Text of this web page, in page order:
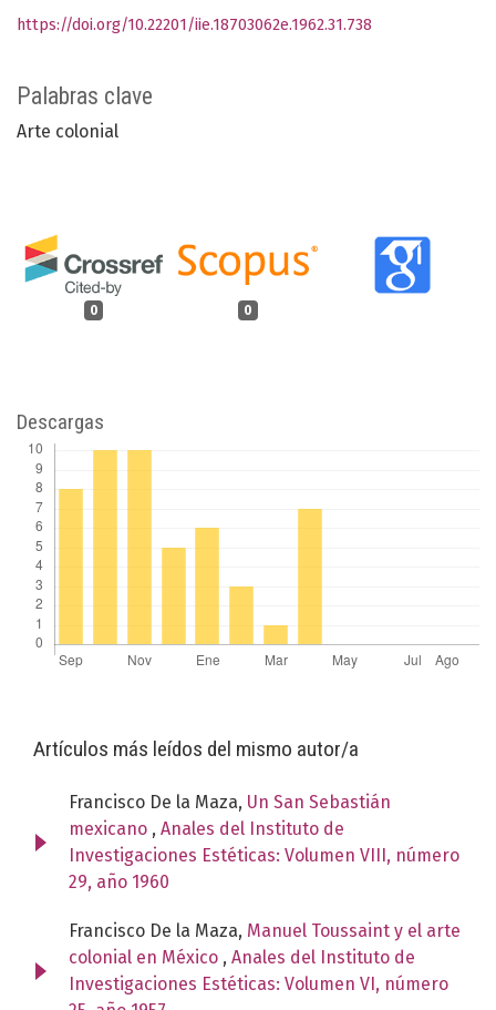
Palabras clave
Arte colonial
0 0
https://doi.org/10.22201/iie.18703062e.1962.31.738
Descargas
Artículos más leídos del mismo autor/a
Francisco De la Maza, Un San Sebastián
mexicano , Anales del Instituto de
Investigaciones Estéticas: Volumen VIII, número
29, año 1960
Francisco De la Maza, Manuel Toussaint y el arte
colonial en México , Anales del Instituto de
Investigaciones Estéticas: Volumen VI, número